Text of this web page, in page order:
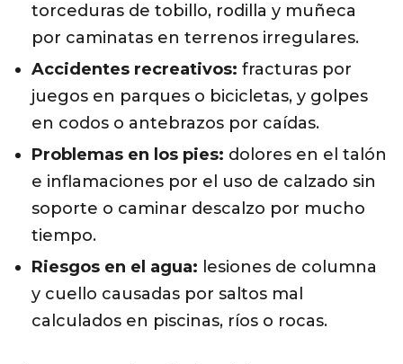
torceduras de tobillo, rodilla y muñeca
por caminatas en terrenos irregulares.
Accidentes recreativos: fracturas por
juegos en parques o bicicletas, y golpes
en codos o antebrazos por caídas.
Problemas en los pies: dolores en el talón
e inflamaciones por el uso de calzado sin
soporte o caminar descalzo por mucho
tiempo.
Riesgos en el agua: lesiones de columna
y cuello causadas por saltos mal
calculados en piscinas, ríos o rocas.